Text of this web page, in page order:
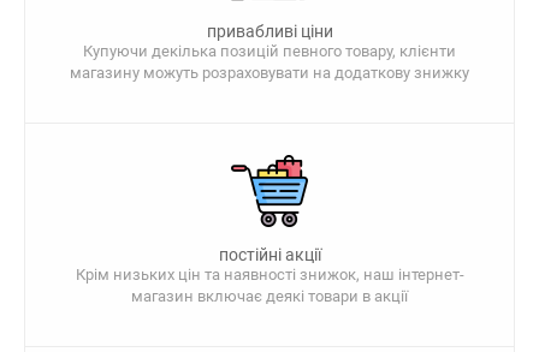
привабливі ціни
Купуючи декілька позицій певного товару, клієнти
магазину можуть розраховувати на додаткову знижку
постійні акції
Крім низьких цін та наявності знижок, наш інтернет-
магазин включає деякі товари в акції